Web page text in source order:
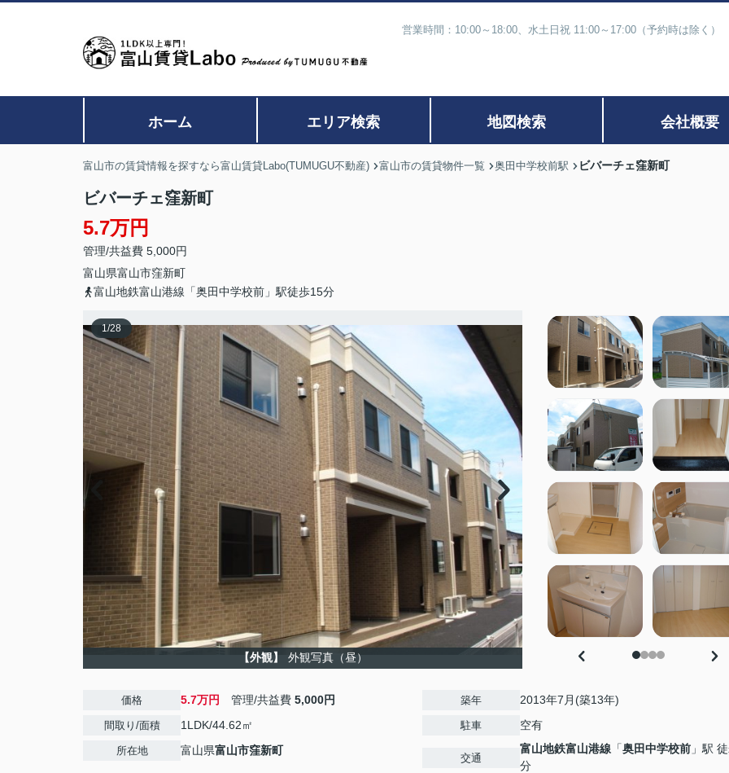
営業時間：10:00～18:00、水土日祝 11:00～17:00（予約時は除く
ホーム エリア検索 地図検索 会社概要
富山市の賃貸情報を探すなら富山賃貸Labo(TUMUGU不動産) 富山市の賃貸物件一覧 奥田中学校前駅 ビバーチェ窪新町
ビバーチェ窪新町
5.7万円
管理/共益費 5,000円
富山県富山市窪新町
富山地鉄富山港線「奥田中学校前」駅徒歩15分
1/28
【外観】 外観写真（昼）
価格 5.7万円 管理/共益費 5,000円
間取り/面積 1LDK/44.62㎡
所在地 富山県富山市窪新町
築年 2013年7月(築13年)
駐車 空有
交通
富山地鉄富山港線 「奥田中学校前 」駅
分